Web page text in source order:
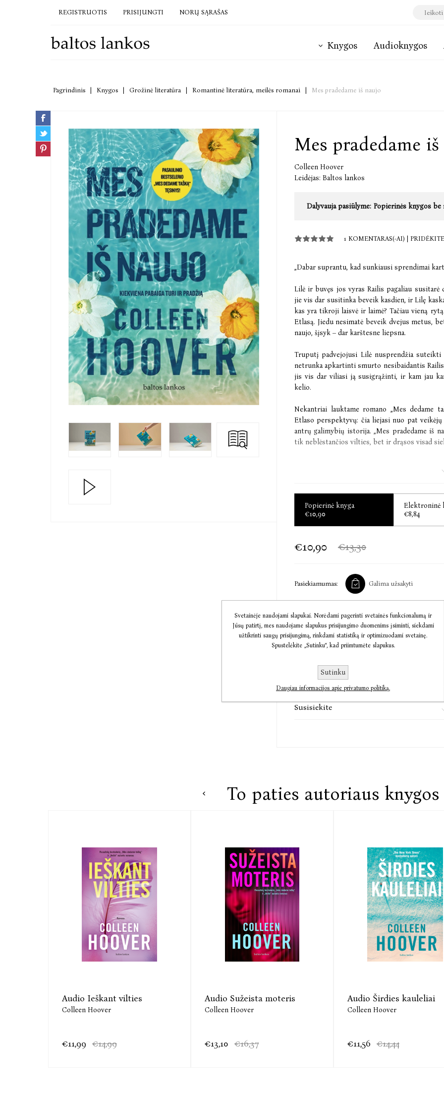
REGISTRUOTIS PRISIJUNGTI NORŲ SĄRAŠAS
Knygos Audioknygos
Pagrindinis Knygos Grožinė literatūra Romantinė literatūra, meilės romanai Mes pradedame iš naujo
Mes pradedame
Colleen Hoover
Leidėjas: Baltos lankos
Dalyvauja pasiūlyme: Popierinės knygos be
1 KOMENTARAS(-AI)
„Dabar suprantu, kad sunkiausi sprendimai
Lilė ir buvęs jos vyras Railis pagaliau
jie vis dar susitinka beveik kasdien, ir Lilę
kas yra tikroji laisvė ir laimė? Tačiau vieną
Etlasą. Jiedu nesimatė beveik dvejus metus,
naujo, šįsyk – dar karštesne liepsna.
Truputį padvejojusi Lilė nusprendžia
netrunka apkartinti smurto nesibaidantis
jis vis dar viliasi ją susigrąžinti, ir kam jau
kelio.
Nekantriai lauktame romano „Mes dedame
Etlaso perspektyvų: čia liejasi nuo pat
antrų galimybių istorija. „Mes pradedame iš
tik neblėstančios vilties, bet ir drąsos visad
„Jautriai atskleidžia antrųjų šansų gėlą ir
„Ir darsyk Hoover sudaužo skaitytojų širdis.“
Publishers Weekly
„New York Times“ bestselerių autorė Colleen
Jos kūrybos sąraše – daugiau nei
daugeliui lietuvių pažįstami „Mes dedame
pradedame iš naujo“ – Lilės, Etlaso ir Railio
Popierinė knyga
€10,90
Elektroninė
€8,84
€10,90 €13,30
Pasiekiamumas: Galima užsakyti
Į KREPŠELĮ
Komentarai
Susisiekite
To paties autoriaus knygos
Audio Ieškant vilties
Colleen Hoover
€11,99 €14,99
Audio Sužeista moteris
Colleen Hoover
€13,10 €16,37
Audio Širdies kauleliai
Colleen Hoover
€11,56 €14,44
Svetainėje naudojami slapukai. Norėdami pagerinti svetainės funkcionalumą ir
Jūsų patirtį, mes naudojame slapukus prisijungimo duomenims įsiminti, siekdami
užtikrinti saugų prisijungimą, rinkdami statistiką ir optimizuodami svetainę.
Spustelėkite „Sutinku“, kad priimtumėte slapukus.
Sutinku
Daugiau informacijos apie privatumo politiką.